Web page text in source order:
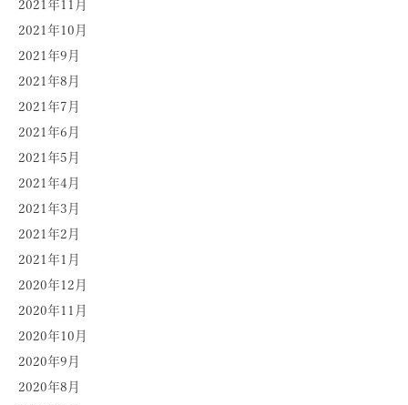
2021年11月
2021年10月
2021年9月
2021年8月
2021年7月
2021年6月
2021年5月
2021年4月
2021年3月
2021年2月
2021年1月
2020年12月
2020年11月
2020年10月
2020年9月
2020年8月